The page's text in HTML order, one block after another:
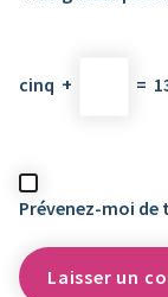
cinq + =
Prévenez-moi de